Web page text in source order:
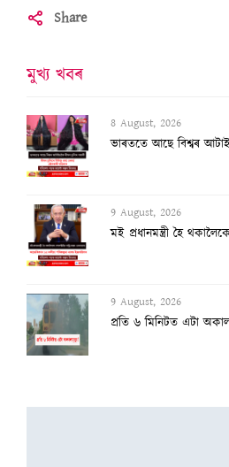
Share
মুখ্য খবৰ
8 August, 2026
ভাৰততে আছে বিশ্বৰ
9 August, 2026
মই প্ৰধানমন্ত্ৰী হৈ
9 August, 2026
প্ৰতি ৬ মিনিটত এটা
ড্ৰাগ টেষ্টত ব্যৰ্থ